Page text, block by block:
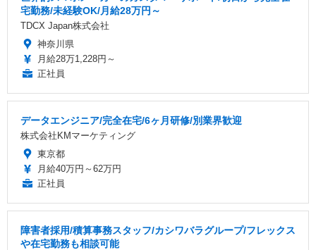
宅勤務/未経験OK/月給28万円～
TDCX Japan株式会社
神奈川県
月給28万1,228円～
正社員
データエンジニア/完全在宅/6ヶ月研修/別業界歓迎
株式会社KMマーケティング
東京都
月給40万円～62万円
正社員
障害者採用/積算事務スタッフ/カシワバラグループ/フレックス
や在宅勤務も相談可能